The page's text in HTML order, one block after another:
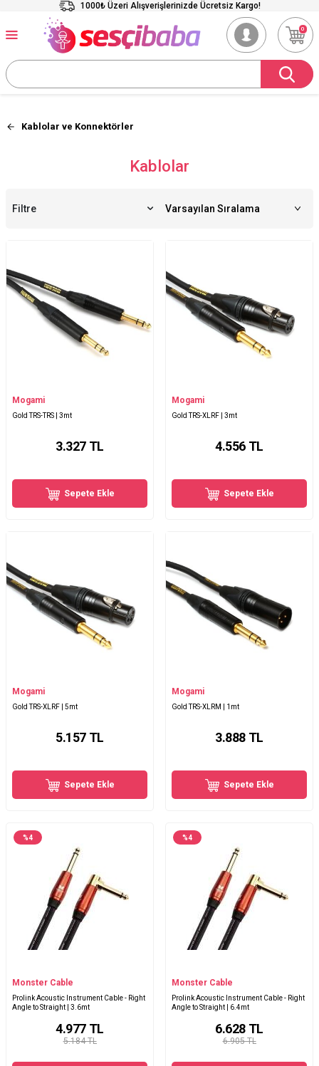
1000₺ Üzeri Alışverişlerinizde Ücretsiz Kargo!
0
Kablolar ve Konnektörler
Kablolar
Filtre
Mogami
Gold TRS-TRS | 3mt
3.327 TL
Sepete Ekle
Mogami
Gold TRS-XLRF | 3mt
4.556 TL
Sepete Ekle
Mogami
Gold TRS-XLRF | 5mt
5.157 TL
Sepete Ekle
Mogami
Gold TRS-XLRM | 1mt
3.888 TL
Sepete Ekle
%4
Monster Cable
Prolink Acoustic Instrument Cable - Right
Angle to Straight | 3.6mt
5.184 TL
4.977 TL
%4
Monster Cable
Prolink Acoustic Instrument Cable - Right
Angle to Straight | 6.4mt
6.905 TL
6.628 TL